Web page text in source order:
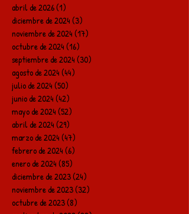
abril de 2026(1)
diciembre de 2024(3)
noviembre de 2024(17)
octubre de 2024(16)
septiembre de 2024(30)
agosto de 2024(44)
julio de 2024(50)
junio de 2024(42)
mayo de 2024(52)
abril de 2024(29)
marzo de 2024(47)
febrero de 2024(6)
enero de 2024(85)
diciembre de 2023(24)
noviembre de 2023(32)
octubre de 2023(8)